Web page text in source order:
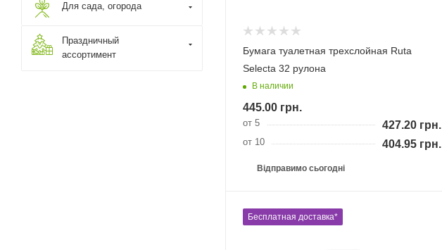
Бумага туалетная трехслойная Ruta
Selecta 32 рулона
В наличии
445.00 грн.
от 5 427.20грн.
от 10 404.95грн.
Відправимо сьогодні
Бесплатная доставка*
Для сада, огорода
Праздничный
ассортимент